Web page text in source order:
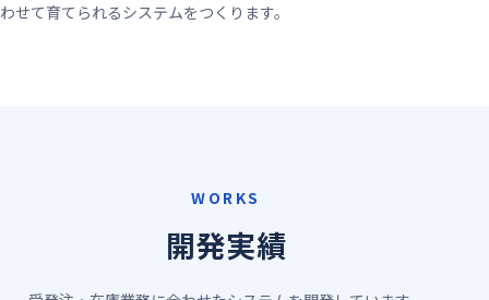
わせて育てられるシステムをつくります。
WORKS
開発実績